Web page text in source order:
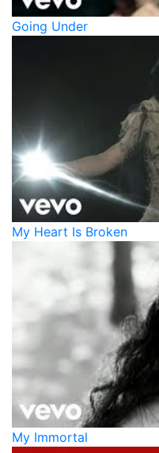
Going Under
My Heart Is Broken
My Immortal